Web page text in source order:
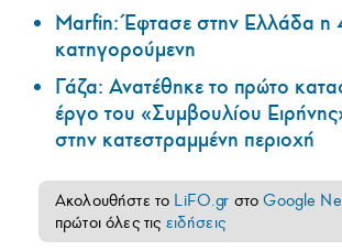
Marfin: Έφτασε στην Ελλάδα η
κατηγορούμενη
Γάζα: Ανατέθηκε το πρώτο
έργο του «Συμβουλίου
στην κατεστραμμένη περιοχή
Ακολουθήστε το LiFO.gr στοGoogle
πρώτοι όλες τις ειδήσεις